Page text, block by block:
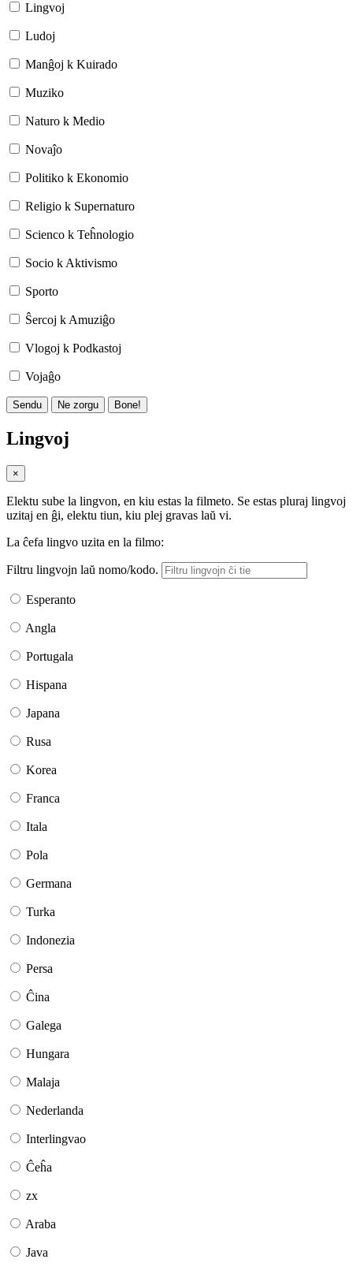
Lingvoj
Ludoj
Manĝoj k Kuirado
Muziko
Naturo k Medio
Novaĵo
Politiko k Ekonomio
Religio k Supernaturo
Scienco k Teĥnologio
Socio k Aktivismo
Sporto
Ŝercoj k Amuziĝo
Vlogoj k Podkastoj
Vojaĝo
Sendu Ne zorgu Bone!
Lingvoj
×
Elektu sube la lingvon, en kiu estas la filmeto. Se estas pluraj lingvoj
uzitaj en ĝi, elektu tiun, kiu plej gravas laŭ vi.
La ĉefa lingvo uzita en la filmo:
Filtru lingvojn laŭ nomo/kodo.
Esperanto
Angla
Portugala
Hispana
Japana
Rusa
Korea
Franca
Itala
Pola
Germana
Turka
Indonezia
Persa
Ĉina
Galega
Hungara
Malaja
Nederlanda
Interlingvao
Ĉeĥa
zx
Araba
Java